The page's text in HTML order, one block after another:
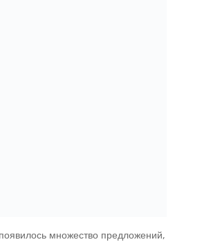
множество предложений,